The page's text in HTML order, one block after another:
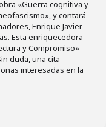
«Guerra cognitiva y
y contará
Enrique Javier
Esta enriquecedora
y Compromiso»
duda, una cita
interesadas en la